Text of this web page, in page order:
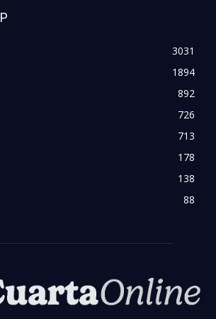
3031
1894
892
726
713
178
138
88